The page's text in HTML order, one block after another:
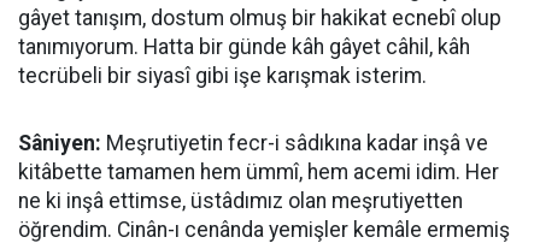
gâyet tanışım, dostum olmuş bir hakikat ecnebî olup
tanımıyorum. Hatta bir günde kâh gâyet câhil, kâh
tecrübeli bir siyasî gibi işe karışmak isterim.
Sâniyen: Meşrutiyetin fecr-i sâdıkına kadar inşâ ve
kitâbette tamamen hem ümmî, hem acemi idim. Her
ne ki inşâ ettimse, üstâdımız olan meşrutiyetten
öğrendim. Cinân-ı cenânda yemişler kemâle ermemiş